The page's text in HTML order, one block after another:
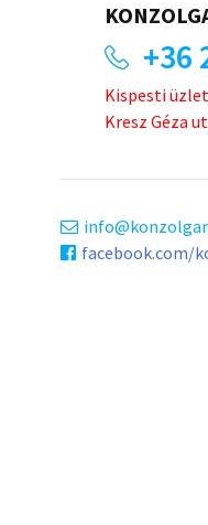
+36
Kispesti
Kresz Géza
info
facebook.com/